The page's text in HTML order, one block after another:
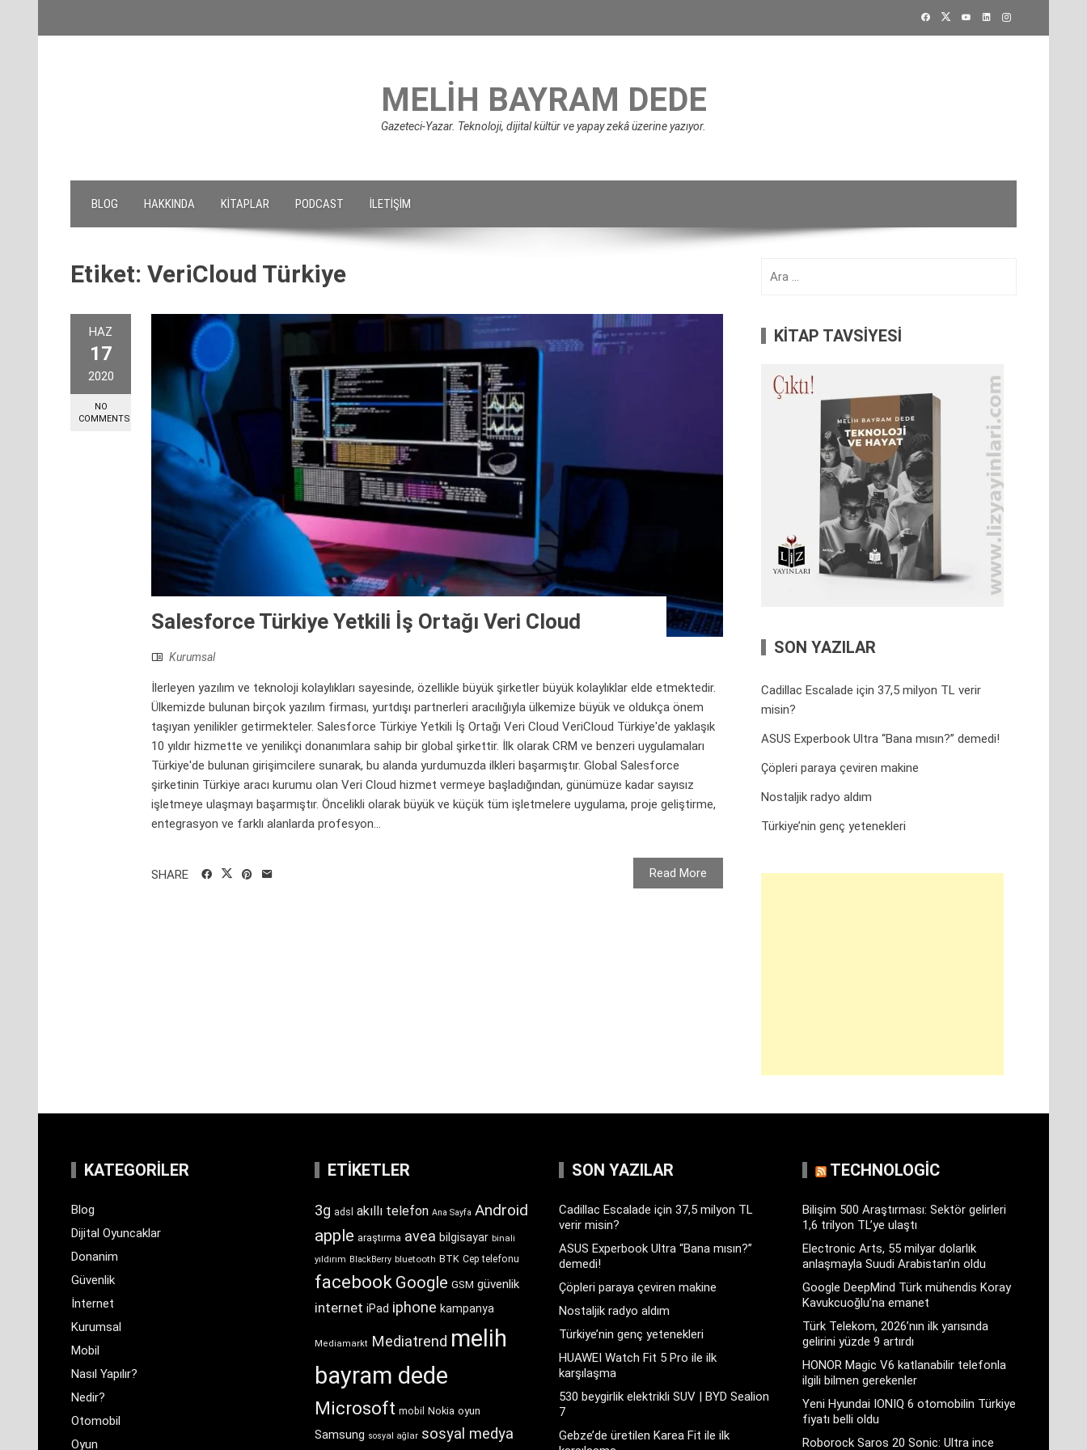
MELIH BAYRAM DEDE
Gazeteci-Yazar. Teknoloji, dijital kültür ve yapay zekâ üzerine yazıyor.
BLOG HAKKINDA KITAPLAR PODCAST İLETIŞIM
Etiket: VeriCloud Türkiye
HAZ
17
2020
NO
COMMENTS
Salesforce Türkiye Yetkili İş Ortağı Veri Cloud
Kurumsal
İlerleyen yazılım ve teknoloji kolaylıkları sayesinde, özellikle büyük şirketler büyük kolaylıklar elde etmektedir.
Ülkemizde bulunan birçok yazılım firması, yurtdışı partnerleri aracılığıyla ülkemize büyük ve oldukça önem
taşıyan yenilikler getirmekteler. Salesforce Türkiye Yetkili İş Ortağı Veri Cloud VeriCloud Türkiye'de yaklaşık
10 yıldır hizmette ve yenilikçi donanımlara sahip bir global şirkettir. İlk olarak CRM ve benzeri uygulamaları
Türkiye'de bulunan girişimcilere sunarak, bu alanda yurdumuzda ilkleri başarmıştır. Global Salesforce
şirketinin Türkiye aracı kurumu olan Veri Cloud hizmet vermeye başladığından, günümüze kadar sayısız
işletmeye ulaşmayı başarmıştır. Öncelikli olarak büyük ve küçük tüm işletmelere uygulama, proje geliştirme,
entegrasyon ve farklı alanlarda profesyon...
Read More
SHARE
KİTAP TAVSİYESİ
SON YAZILAR
Cadillac Escalade için 37,5 milyon TL verir
misin?
ASUS Experbook Ultra “Bana mısın?” demedi!
Çöpleri paraya çeviren makine
Nostaljik radyo aldım
Türkiye’nin genç yetenekleri
KATEGORILER
Blog
Dijital Oyuncaklar
Donanim
Güvenlik
İnternet
Kurumsal
Mobil
Nasıl Yapılır?
Nedir?
Otomobil
Oyun
ETIKETLER
3g adsl akıllı telefon Ana Sayfa Android
apple araştırma avea bilgisayar binali
yıldırım BlackBerry bluetooth BTK Cep telefonu
facebook Google GSM güvenlik
internet iPad iphone kampanya
Mediamarkt Mediatrend melih
bayram dede
Microsoft mobil Nokia oyun
Samsung sosyal ağlar sosyal medya
SON YAZILAR
Cadillac Escalade için 37,5 milyon TL
verir misin?
ASUS Experbook Ultra “Bana mısın?”
demedi!
Çöpleri paraya çeviren makine
Nostaljik radyo aldım
Türkiye’nin genç yetenekleri
HUAWEI Watch Fit 5 Pro ile ilk
karşılaşma
530 beygirlik elektrikli SUV | BYD Sealion
7
Gebze’de üretilen Karea Fit ile ilk
TECHNOLOGIC
Bilişim 500 Araştırması: Sektör gelirleri
1,6 trilyon TL’ye ulaştı
Electronic Arts, 55 milyar dolarlık
anlaşmayla Suudi Arabistan’ın oldu
Google DeepMind Türk mühendis Koray
Kavukcuoğlu’na emanet
Türk Telekom, 2026’nın ilk yarısında
gelirini yüzde 9 artırdı
HONOR Magic V6 katlanabilir telefonla
ilgili bilmen gerekenler
Yeni Hyundai IONIQ 6 otomobilin Türkiye
fiyatı belli oldu
Roborock Saros 20 Sonic: Ultra ince